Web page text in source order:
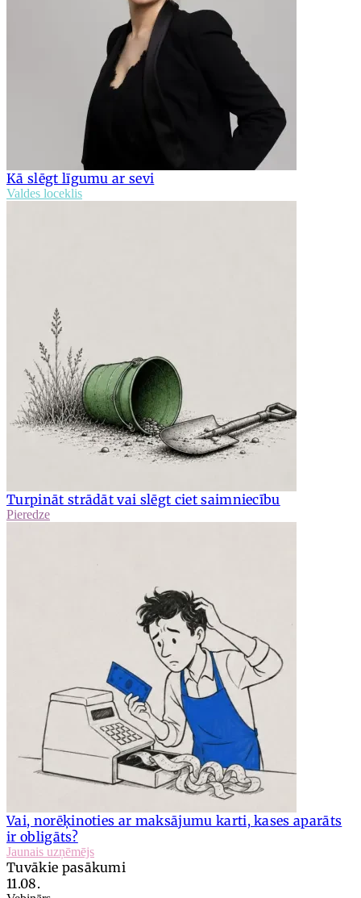
Kā slēgt līgumu ar sevi
Valdes loceklis
Turpināt strādāt vai slēgt ciet saimniecību
Pieredze
Vai, norēķinoties ar maksājumu karti, kases aparāts
ir obligāts?
Jaunais uzņēmējs
Tuvākie pasākumi
11.08.